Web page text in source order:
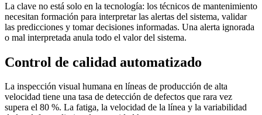
La clave no está solo en la tecnología: los técnicos de mantenimiento
necesitan formación para interpretar las alertas del sistema, validar
las predicciones y tomar decisiones informadas. Una alerta ignorada
o mal interpretada anula todo el valor del sistema.
Control de calidad automatizado
La inspección visual humana en líneas de producción de alta
velocidad tiene una tasa de detección de defectos que rara vez
supera el 80 %. La fatiga, la velocidad de la línea y la variabilidad